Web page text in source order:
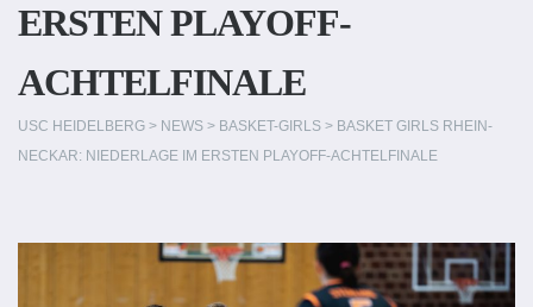
ERSTEN PLAYOFF-
ACHTELFINALE
USC HEIDELBERG > NEWS > BASKET-GIRLS > BASKET GIRLS RHEIN-
NECKAR: NIEDERLAGE IM ERSTEN PLAYOFF-ACHTELFINALE